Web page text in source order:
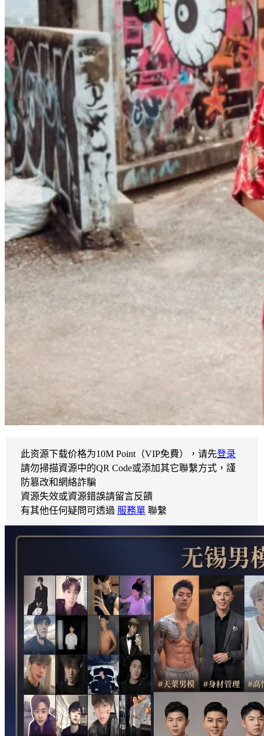
此资源下载价格为10M Point（VIP免費），请先登录
請勿掃描資源中的QR Code或添加其它聯繫方式，謹
防篡改和網絡詐騙
資源失效或資源錯誤請留言反饋
有其他任何疑問可透過 服務單 聯繫